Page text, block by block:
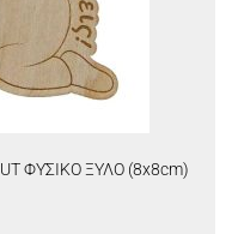
ΦΥΣΙΚΟ ΞΥΛΟ (8x8cm)